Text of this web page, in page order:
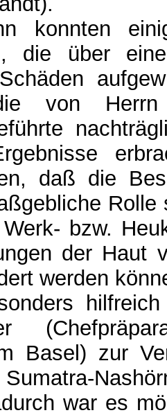
konnten
die über
von
daß die
bzw.
der Haut
werden
Basel) zur
war es